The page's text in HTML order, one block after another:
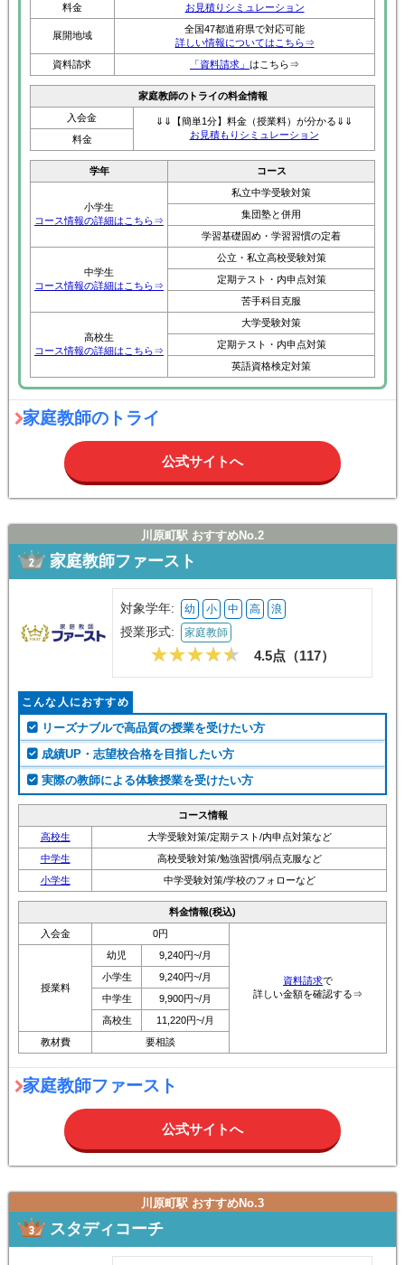
料金
お見積りシミュレーション
展開地域
全国47都道府県で対応可能
詳しい情報についてはこちら⇒
資料請求
「資料請求」 はこちら⇒
家庭教師のトライの料金情報
入会金
⇓⇓【簡単1分】料金（授業料）が分かる⇓⇓
お見積もりシミュレーション
料金
学年 コース
小学生
コース情報の詳細はこちら⇒
私立中学受験対策
集団塾と併用
学習基礎固め・学習習慣の定着
中学生
コース情報の詳細はこちら⇒
公立・私立高校受験対策
定期テスト・内申点対策
苦手科目克服
高校生
コース情報の詳細はこちら⇒
大学受験対策
定期テスト・内申点対策
英語資格検定対策
家庭教師のトライ
公式サイトへ
川原町駅 おすすめNo.2
家庭教師ファースト
対象学年: 幼 小 中 高 浪
授業形式: 家庭教師
4.5点（117）
こんな人におすすめ
リーズナブルで高品質の授業を受けたい方
成績UP・志望校合格を目指したい方
実際の教師による体験授業を受けたい方
コース情報
高校生
大学受験対策/定期テスト/内申点対策など
中学生
高校受験対策/勉強習慣/弱点克服など
小学生
中学受験対策/学校のフォローなど
料金情報(税込)
入会金
0円
資料請求で
詳しい金額を確認する⇒
授業料
幼児
9,240円~/月
小学生
9,240円~/月
中学生
9,900円~/月
高校生
11,220円~/月
教材費
要相談
家庭教師ファースト
公式サイトへ
川原町駅 おすすめNo.3
スタディコーチ